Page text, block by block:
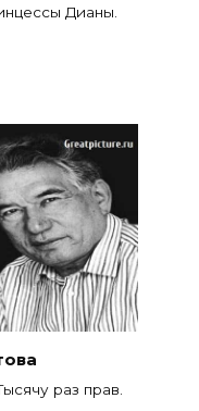
Дианы.
раз прав.